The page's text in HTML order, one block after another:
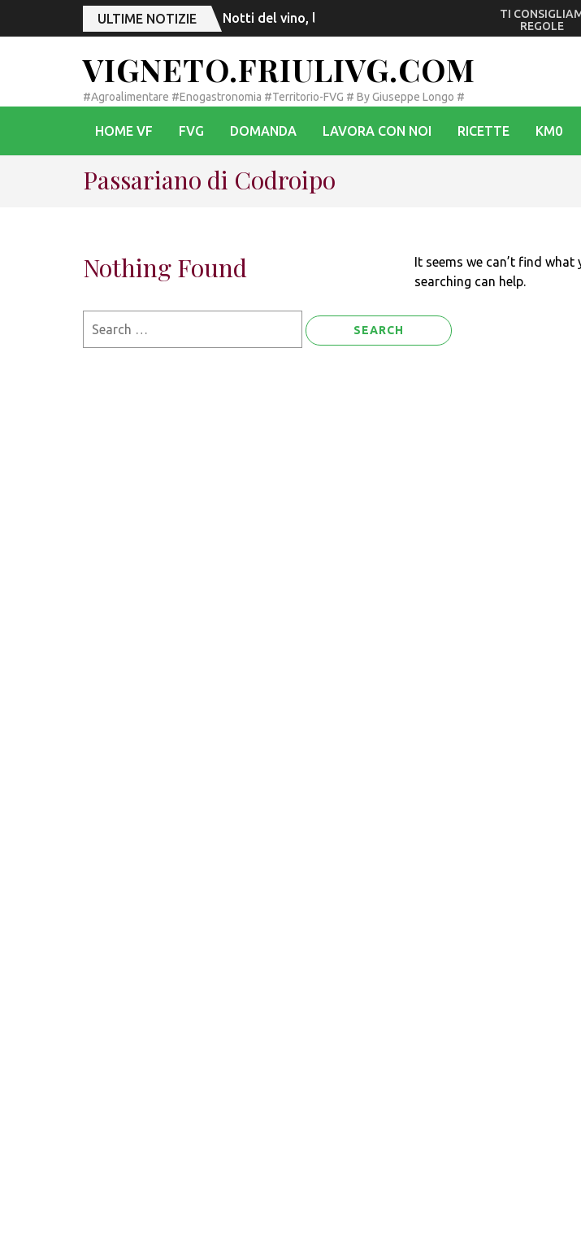
ULTIME NOTIZIE Notti del vino, l’esordio di Monfalcone mentre Dolegna
TI
REGOLE
VIGNETO.FRIULIVG.COM
#Agroalimentare #Enogastronomia #Territorio-FVG # By Giuseppe Longo #
HOME VF FVG DOMANDA LAVORA CON NOI RICETTE KM0
Passariano di Codroipo
Nothing Found
It seems we can’t find what
searching can help.